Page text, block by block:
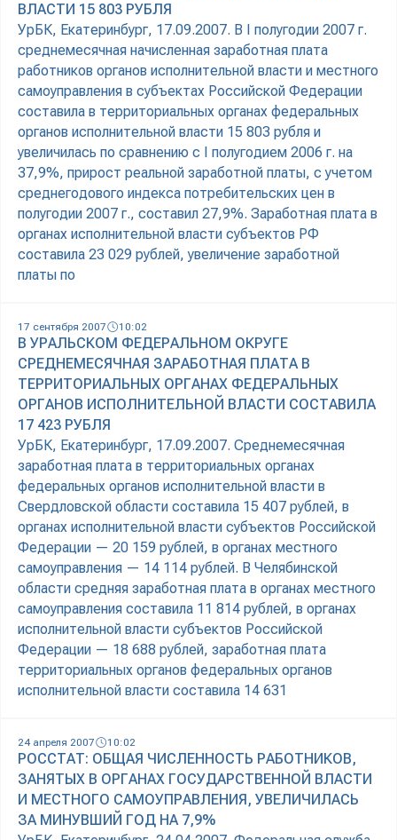
ВЛАСТИ 15 803 РУБЛЯ
УрБК, Екатеринбург, 17.09.2007. В I полугодии 2007 г.
среднемесячная начисленная заработная плата
работников органов исполнительной власти и местного
самоуправления в субъектах Российской Федерации
составила в территориальных органах федеральных
органов исполнительной власти 15 803 рубля и
увеличилась по сравнению с I полугодием 2006 г. на
37,9%, прирост реальной заработной платы, с учетом
среднегодового индекса потребительских цен в
полугодии 2007 г., составил 27,9%. Заработная плата в
органах исполнительной власти субъектов РФ
составила 23 029 рублей, увеличение заработной
платы по
17 сентября 2007 10:02
В УРАЛЬСКОМ ФЕДЕРАЛЬНОМ ОКРУГЕ
СРЕДНЕМЕСЯЧНАЯ ЗАРАБОТНАЯ ПЛАТА В
ТЕРРИТОРИАЛЬНЫХ ОРГАНАХ ФЕДЕРАЛЬНЫХ
ОРГАНОВ ИСПОЛНИТЕЛЬНОЙ ВЛАСТИ СОСТАВИЛА
17 423 РУБЛЯ
УрБК, Екатеринбург, 17.09.2007. Среднемесячная
заработная плата в территориальных органах
федеральных органов исполнительной власти в
Свердловской области составила 15 407 рублей, в
органах исполнительной власти субъектов Российской
Федерации — 20 159 рублей, в органах местного
самоуправления — 14 114 рублей. В Челябинской
области средняя заработная плата в органах местного
самоуправления составила 11 814 рублей, в органах
исполнительной власти субъектов Российской
Федерации — 18 688 рублей, заработная плата
территориальных органов федеральных органов
исполнительной власти составила 14 631
24 апреля 2007 10:02
РОССТАТ: ОБЩАЯ ЧИСЛЕННОСТЬ РАБОТНИКОВ,
ЗАНЯТЫХ В ОРГАНАХ ГОСУДАРСТВЕННОЙ ВЛАСТИ
И МЕСТНОГО САМОУПРАВЛЕНИЯ, УВЕЛИЧИЛАСЬ
ЗА МИНУВШИЙ ГОД НА 7,9%